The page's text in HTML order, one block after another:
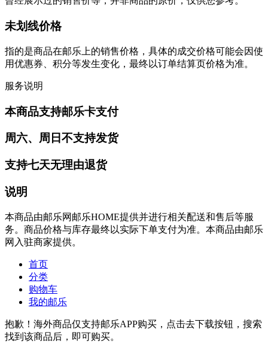
未划线价格
指的是商品在邮乐上的销售价格，具体的成交价格可能会因使
用优惠券、积分等发生变化，最终以订单结算页价格为准。
服务说明
本商品支持邮乐卡支付
周六、周日不支持发货
支持七天无理由退货
说明
本商品由邮乐网邮乐HOME提供并进行相关配送和售后等服
务。商品价格与库存最终以实际下单支付为准。本商品由邮乐
网入驻商家提供。
首页
分类
购物车
我的邮乐
抱歉！海外商品仅支持邮乐APP购买，点击去下载按钮，搜索
找到该商品后，即可购买。